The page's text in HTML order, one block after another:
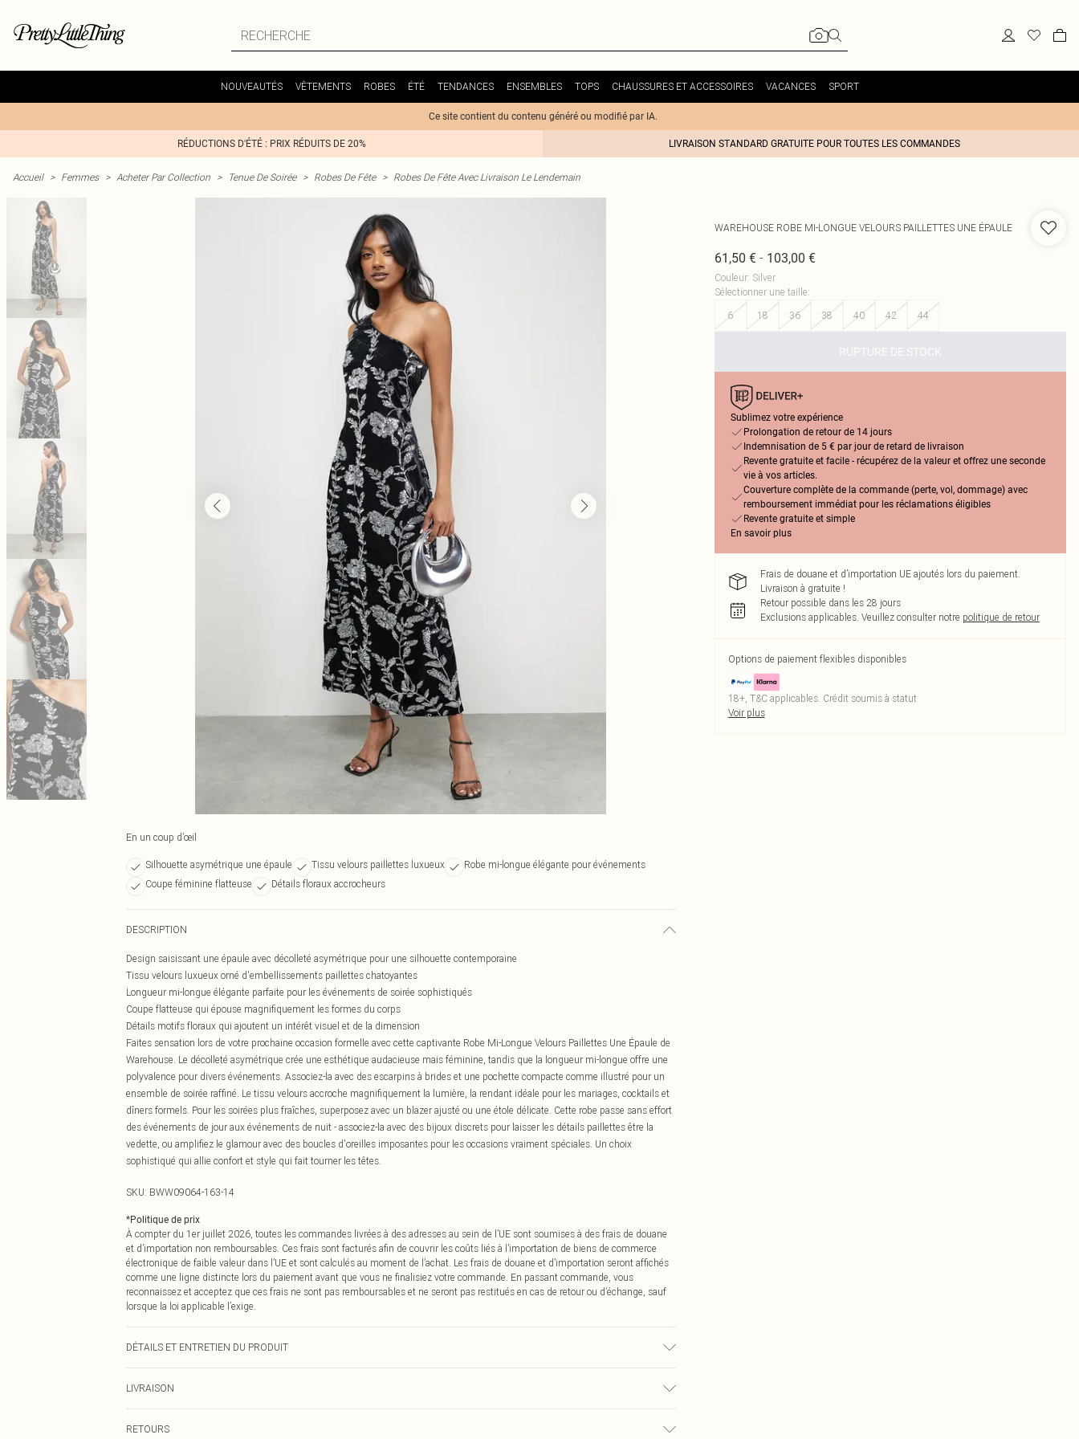
NOUVEAUTÉS VÊTEMENTS ROBES ÉTÉ TENDANCES ENSEMBLES TOPS CHAUSSURES ET ACCESSOIRES VACANCES SPORT
Ce site contient du contenu généré ou modifié par IA.
RÉDUCTIONS D'ÉTÉ : PRIX RÉDUITS DE 20% LIVRAISON STANDARD GRATUITE POUR TOUTES LES COMMANDES
Accueil > Femmes > Acheter Par Collection > Tenue De Soirée > Robes De Fête > Robes De Fête Avec Livraison Le Lendemain
En un coup d’œil
Silhouette asymétrique une épaule Tissu velours paillettes luxueux
Robe mi-longue élégante pour événements
Coupe féminine flatteuse
Détails floraux accrocheurs
DESCRIPTION
Design saisissant une épaule avec décolleté asymétrique pour une silhouette contemporaine
Tissu velours luxueux orné d'embellissements paillettes chatoyantes
Longueur mi-longue élégante parfaite pour les événements de soirée sophistiqués
Coupe flatteuse qui épouse magnifiquement les formes du corps
Détails motifs floraux qui ajoutent un intérêt visuel et de la dimension
Faites sensation lors de votre prochaine occasion formelle avec cette captivante Robe Mi-Longue Velours Paillettes Une Épaule de
Warehouse. Le décolleté asymétrique crée une esthétique audacieuse mais féminine, tandis que la longueur mi-longue offre une
polyvalence pour divers événements. Associez-la avec des escarpins à brides et une pochette compacte comme illustré pour un
ensemble de soirée raffiné. Le tissu velours accroche magnifiquement la lumière, la rendant idéale pour les mariages, cocktails et
dîners formels. Pour les soirées plus fraîches, superposez avec un blazer ajusté ou une étole délicate. Cette robe passe sans effort
des événements de jour aux événements de nuit - associez-la avec des bijoux discrets pour laisser les détails paillettes être la
vedette, ou amplifiez le glamour avec des boucles d'oreilles imposantes pour les occasions vraiment spéciales. Un choix
sophistiqué qui allie confort et style qui fait tourner les têtes.
SKU: BWW09064-163-14
*Politique de prix
À compter du 1er juillet 2026, toutes les commandes livrées à des adresses au sein de l’UE sont soumises à des frais de douane
et d’importation non remboursables. Ces frais sont facturés afin de couvrir les coûts liés à l’importation de biens de commerce
électronique de faible valeur dans l’UE et sont calculés au moment de l’achat. Les frais de douane et d’importation seront affichés
comme une ligne distincte lors du paiement avant que vous ne finalisiez votre commande. En passant commande, vous
reconnaissez et acceptez que ces frais ne sont pas remboursables et ne seront pas restitués en cas de retour ou d’échange, sauf
lorsque la loi applicable l’exige.
DÉTAILS ET ENTRETIEN DU PRODUIT
mannequin porte une taille 10, taille approximative 1m78-1m80.
LIVRAISON
RETOURS
WAREHOUSE ROBE MI-LONGUE VELOURS PAILLETTES UNE ÉPAULE
61,50 €- 103,00 €
Couleur: Silver
Sélectionner une taille:
6
18 36 38 40 42 44
RUPTURE DE STOCK
Sublimez votre expérience
Prolongation de retour de 14 jours
Indemnisation de 5 € par jour de retard de livraison
Revente gratuite et facile - récupérez de la valeur et offrez une seconde
vie à vos articles.
Couverture complète de la commande (perte, vol, dommage) avec
remboursement immédiat pour les réclamations éligibles
Revente gratuite et simple
En savoir plus
Frais de douane et d’importation UE ajoutés lors du paiement.
Livraison à gratuite !
Retour possible dans les 28 jours
Exclusions applicables. Veuillez consulter notre politique de retour
Options de paiement flexibles disponibles
18+, T&C applicables. Crédit soumis à statut
Voir plus